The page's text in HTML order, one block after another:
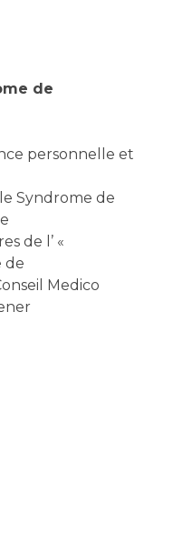
de
personnelle et
Syndrome de
de l’ «
de
Medico